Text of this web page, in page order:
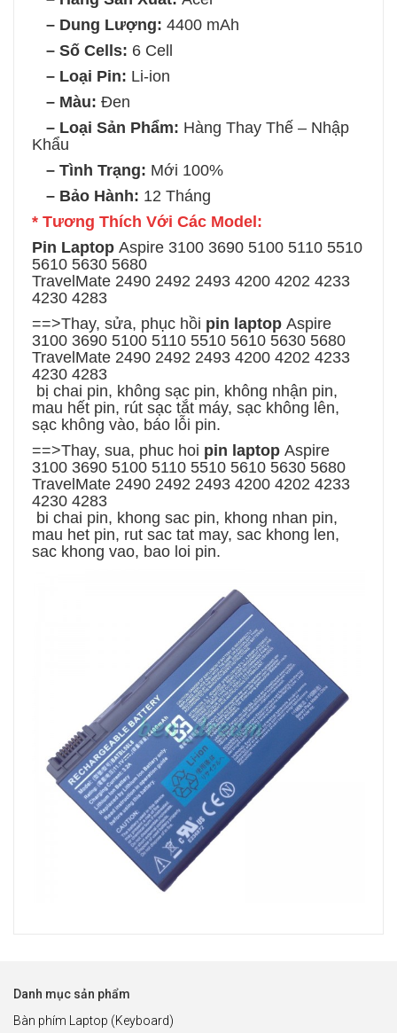
– Dung Lượng: 4400 mAh
– Số Cells: 6 Cell
– Loại Pin: Li-ion
– Màu: Đen
– Loại Sản Phẩm: Hàng Thay Thế – Nhập
Khẩu
– Tình Trạng: Mới 100%
– Bảo Hành: 12 Tháng
* Tương Thích Với Các Model:
Pin Laptop Aspire 3100 3690 5100 5110 5510
5610 5630 5680
TravelMate 2490 2492 2493 4200 4202 4233
4230 4283
==>Thay, sửa, phục hồi pin laptop Aspire
3100 3690 5100 5110 5510 5610 5630 5680
TravelMate 2490 2492 2493 4200 4202 4233
4230 4283
bị chai pin, không sạc pin, không nhận pin,
mau hết pin, rút sạc tắt máy, sạc không lên,
sạc không vào, báo lỗi pin.
==>Thay, sua, phuc hoi pin laptop Aspire
3100 3690 5100 5110 5510 5610 5630 5680
TravelMate 2490 2492 2493 4200 4202 4233
4230 4283
bi chai pin, khong sac pin, khong nhan pin,
mau het pin, rut sac tat may, sac khong len,
sac khong vao, bao loi pin.
Danh mục sản phẩm
Bàn phím Laptop (Keyboard)